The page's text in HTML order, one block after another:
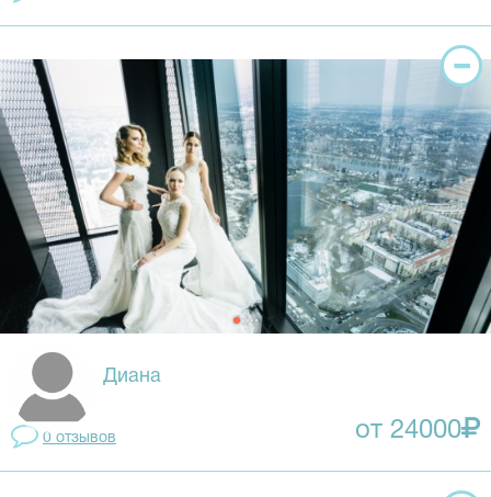
Диана
0 отзывов от 24000